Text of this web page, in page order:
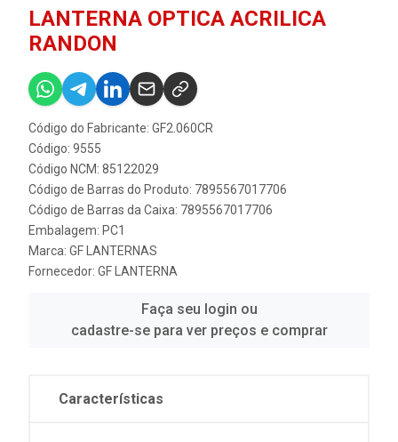
LANTERNA OPTICA ACRILICA
RANDON
Código do Fabricante: GF2.060CR
Código: 9555
Código NCM: 85122029
Código de Barras do Produto: 7895567017706
Código de Barras da Caixa: 7895567017706
Embalagem: PC1
Marca: GF LANTERNAS
Fornecedor: GF LANTERNA
Faça seu login ou
cadastre-se para ver preços e comprar
Características